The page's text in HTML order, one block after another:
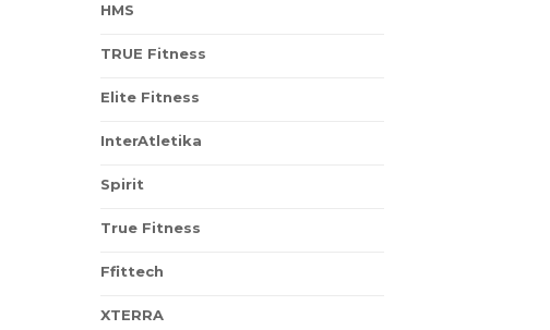
HMS
TRUE Fitness
Elite Fitness
InterAtletika
Spirit
True Fitness
Ffittech
XTERRA